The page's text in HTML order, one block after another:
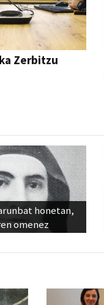
Zerbitzu
honetan,
omenez